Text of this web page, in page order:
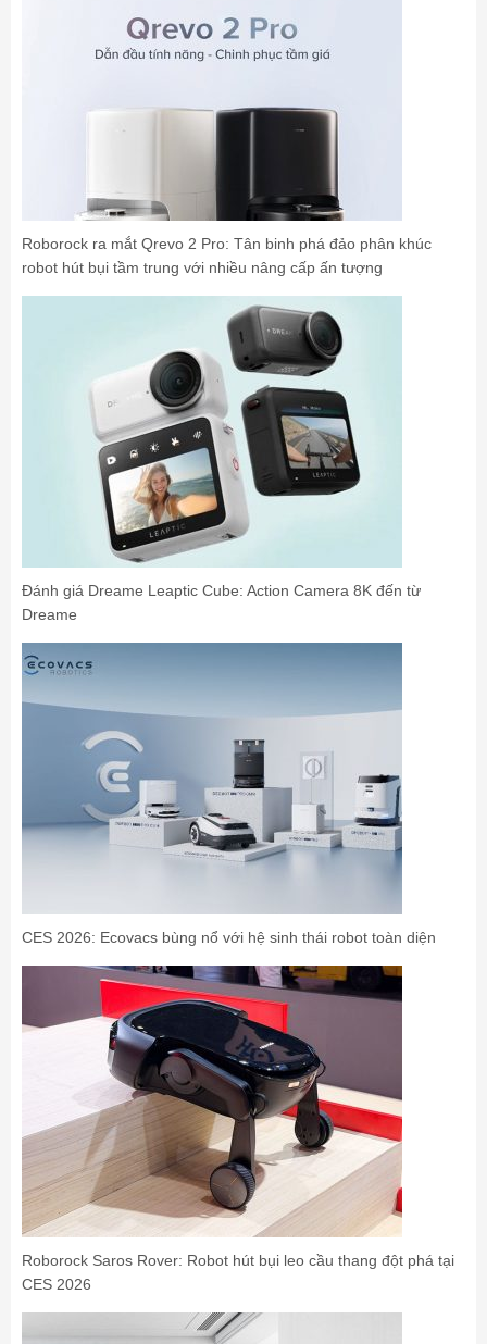
Roborock ra mắt Qrevo 2 Pro: Tân binh phá đảo phân khúc
robot hút bụi tầm trung với nhiều nâng cấp ấn tượng
Đánh giá Dreame Leaptic Cube: Action Camera 8K đến từ
Dreame
CES 2026: Ecovacs bùng nổ với hệ sinh thái robot toàn diện
Roborock Saros Rover: Robot hút bụi leo cầu thang đột phá tại
CES 2026